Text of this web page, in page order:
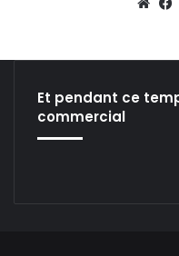
We
Et pendant ce
commercial